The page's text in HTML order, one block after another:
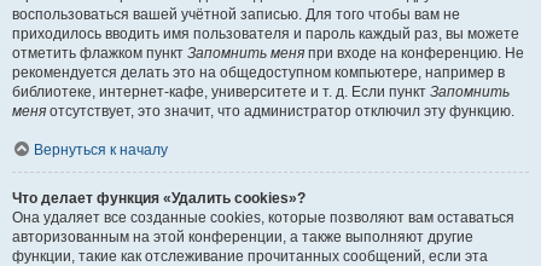
воспользоваться вашей учётной записью. Для того чтобы вам не
приходилось вводить имя пользователя и пароль каждый раз, вы можете
отметить флажком пункт Запомнить меня при входе на конференцию. Не
рекомендуется делать это на общедоступном компьютере, например в
библиотеке, интернет-кафе, университете и т. д. Если пункт Запомнить
меня отсутствует, это значит, что администратор отключил эту функцию.
Вернуться к началу
Что делает функция «Удалить cookies»?
Она удаляет все созданные cookies, которые позволяют вам оставаться
авторизованным на этой конференции, а также выполняют другие
функции, такие как отслеживание прочитанных сообщений, если эта